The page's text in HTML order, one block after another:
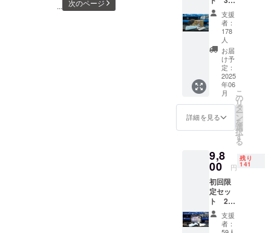
... 次のページ
で雰囲
気バッ
チリ！
ビッグ
サイズ
のデザ
インと
なって
おりま
す。
参考）
Tシャツ
ズ
身
丈
身
幅
肩
袖
M
して営
業して
おりま
す。 そ
の中で
も人気
のメ
ニュー
である
「徹底
洗車」
は約6時
間以上
かけて
車でご
ざいま
す。 通
常の洗
車は
名様限
定 ・セ
ンス
アール
オリジ
ナルス
ケール
除去
剤 1本
・塗り
込み用
専用ク
ンチ×22
セン
チ） ・
マイク
ロファ
イバー
クロ
ス 2
支援
者：
178
人
お届
け予
定：
2025
年06
月
詳細を見る
こ
の
リ
タ
ー
ン
を
選
択
す
る
9,8
00 円
残り
141
初回限
定セッ
ト 200
名様限
定 ・セ
ンス
支援
者：